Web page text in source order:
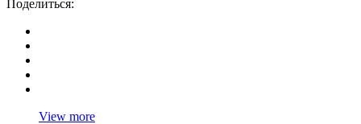
Поделиться:
View more